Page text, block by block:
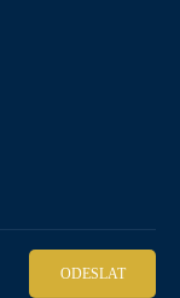
ODESLAT